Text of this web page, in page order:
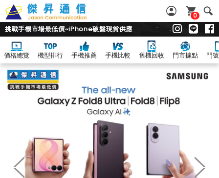
0
挑戰手機市場最低價~iPhone破盤現貨供應
價格總覽 機型排行 手機推薦 手機比較 舊機回收 門市據點 門